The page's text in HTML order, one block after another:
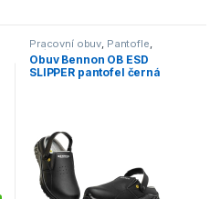
Pracovní obuv Pantofle
O1/O1P/O2
Obuv Bennon OB ESD
SLIPPER pantofel černá